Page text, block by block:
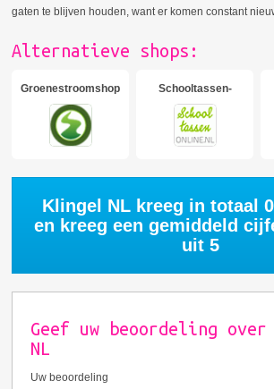
gaten te blijven houden, want er komen constant
Alternatieve shops:
Groenestroomshop
Schooltassen-
online
Klingel NL kreeg in totaal0
en kreeg een gemiddeld
uit 5
Geef uw beoordeling
NL
Uw beoordeling